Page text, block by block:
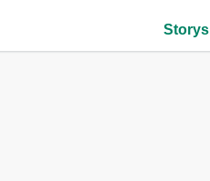
Storys